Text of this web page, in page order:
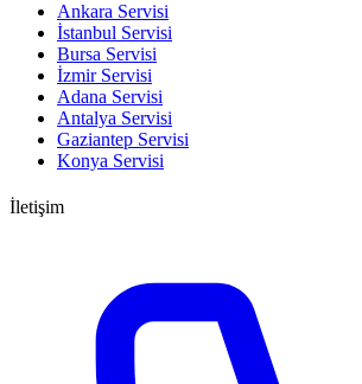
Ankara Servisi
İstanbul Servisi
Bursa Servisi
İzmir Servisi
Adana Servisi
Antalya Servisi
Gaziantep Servisi
Konya Servisi
İletişim